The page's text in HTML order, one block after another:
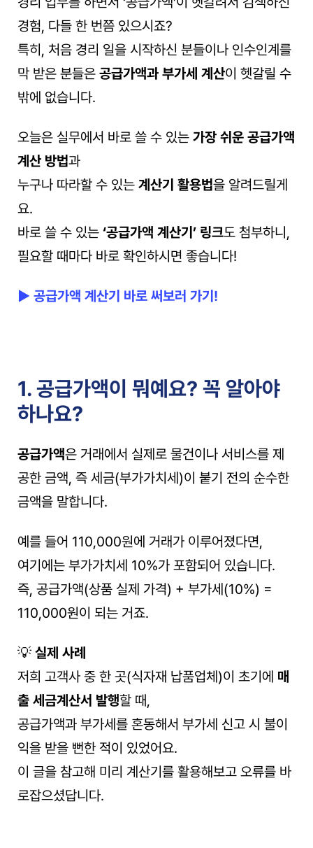
경험, 다들 한 번쯤 있으시죠?
특히, 처음 경리 일을 시작하신 분들이나 인수인계를
막 받은 분들은 공급가액과 부가세 계산이 헷갈릴 수
밖에 없습니다.
오늘은 실무에서 바로 쓸 수 있는 가장 쉬운 공급가액
계산 방법과
누구나 따라할 수 있는 계산기 활용법을 알려드릴게
요.
바로 쓸 수 있는 ‘공급가액 계산기’ 링크도 첨부하니,
필요할 때마다 바로 확인하시면 좋습니다!
▶ 공급가액 계산기 바로 써보러 가기!
1. 공급가액이 뭐예요? 꼭 알아야
하나요?
공급가액은 거래에서 실제로 물건이나 서비스를 제
공한 금액, 즉 세금(부가가치세)이 붙기 전의 순수한
금액을 말합니다.
예를 들어 110,000원에 거래가 이루어졌다면,
여기에는 부가가치세 10%가 포함되어 있습니다.
즉, 공급가액(상품 실제 가격) + 부가세(10%) =
110,000원이 되는 거죠.
💡 실제 사례
저희 고객사 중 한 곳(식자재 납품업체)이 초기에 매
출 세금계산서 발행할 때,
공급가액과 부가세를 혼동해서 부가세 신고 시 불이
익을 받을 뻔한 적이 있었어요.
이 글을 참고해 미리 계산기를 활용해보고 오류를 바
로잡으셨답니다.